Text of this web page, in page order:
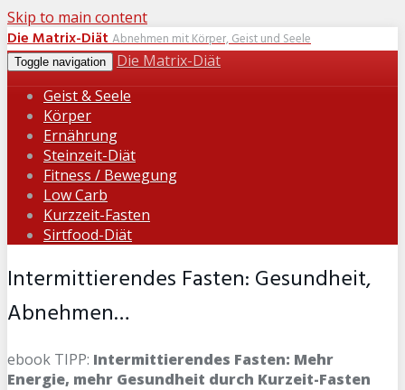
Skip to main content
Die Matrix-DiätAbnehmen mit Körper, Geist und Seele
Toggle navigation
Die Matrix-Diät
Geist & Seele
Körper
Ernährung
Steinzeit-Diät
Fitness / Bewegung
Low Carb
Kurzzeit-Fasten
Sirtfood-Diät
Intermittierendes Fasten: Gesundheit,
Abnehmen…
ebook TIPP: Intermittierendes Fasten: Mehr
Energie, mehr Gesundheit durch Kurzeit-Fasten